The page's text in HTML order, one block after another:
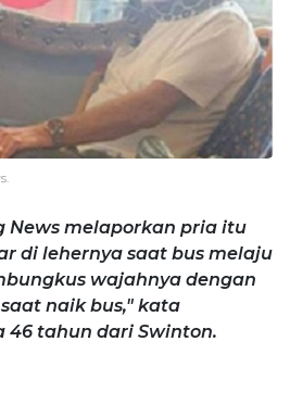
News melaporkan pria itu
di lehernya saat bus melaju
wajahnya dengan
naik bus," kata
46 tahun dari Swinton.